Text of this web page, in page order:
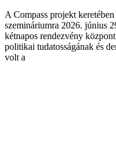
A Compass projekt
szemináriumra 2026. június
kétnapos rendezvény
politikai tudatosságának és
volt a